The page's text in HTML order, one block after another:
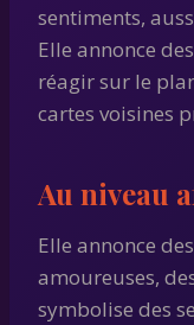
sentiments,
Elle annonce
réagir sur le
cartes voisines
Au niveau
Elle annonce
amoureuses,
symbolise des